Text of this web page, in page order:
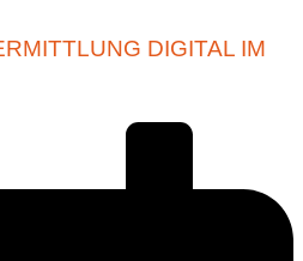
DIGITAL IM